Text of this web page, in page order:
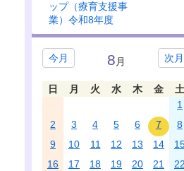
ップ（療育支援事
業）令和8年度
今月 次月
8 月
日 月 火 水 木 金
土
1
2
3 4 5 6 7
8
9
10 11 12 13 14
16
17 18 19 20 21
22